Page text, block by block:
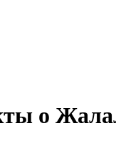
о